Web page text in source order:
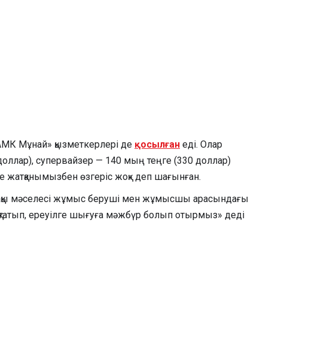
Мұнай» қызметкерлері де қосылған еді. Олар
супервайзер — 140 мың теңге (330 доллар)
өзгеріс жоқ» деп шағынған.
мәселесі жұмыс беруші мен жұмысшы арасындағы
ереуілге шығуға мәжбүр болып отырмыз» деді